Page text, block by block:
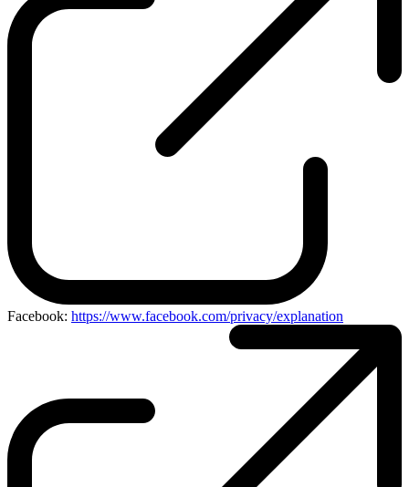
Facebook: https://www.facebook.com/privacy/explanation